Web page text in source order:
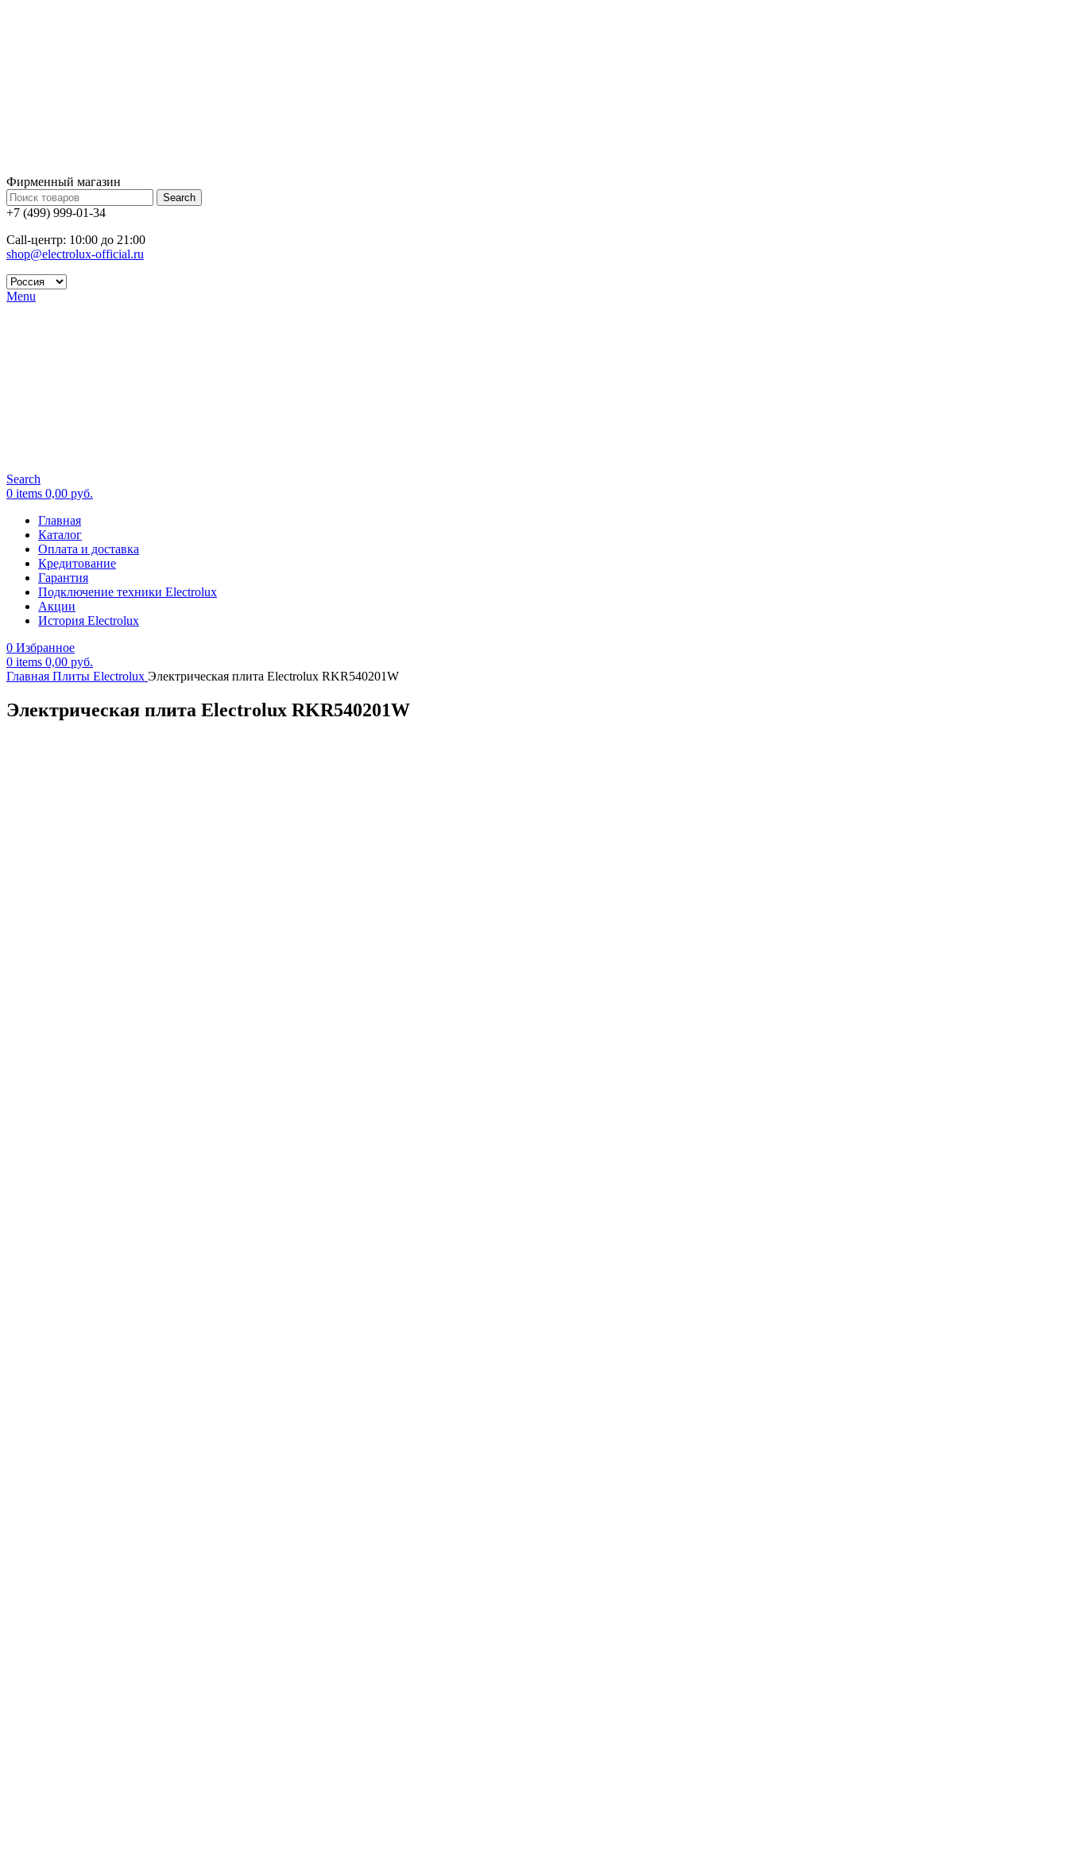
Фирменный магазин
Search
+7 (499) 999-01-34
Call-центр: 10:00 до 21:00
shop@electrolux-official.ru
Menu
Search
0 items 0,00 руб.
Главная
Каталог
Оплата и доставка
Кредитование
Гарантия
Подключение техники Electrolux
Акции
История Electrolux
0 Избранное
0 items 0,00 руб.
Главная Плиты Electrolux Электрическая плита Electrolux RKR540201W
Электрическая плита Electrolux RKR540201W